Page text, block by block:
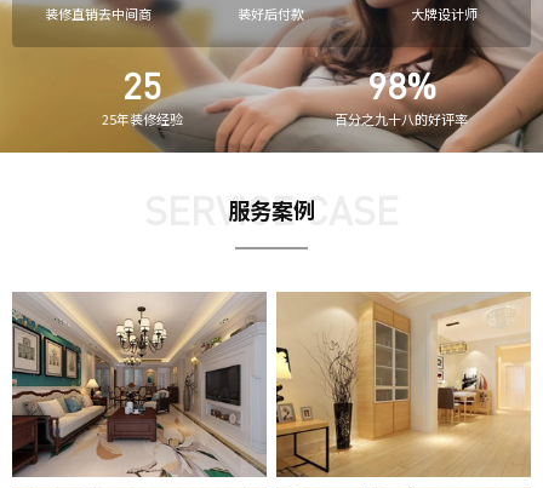
装修直销去中间商 装好后付款 大牌设计师
25
25年装修经验
98%
百分之九十八的好评率
SERVICE CASE
服务案例
案
例
名
称